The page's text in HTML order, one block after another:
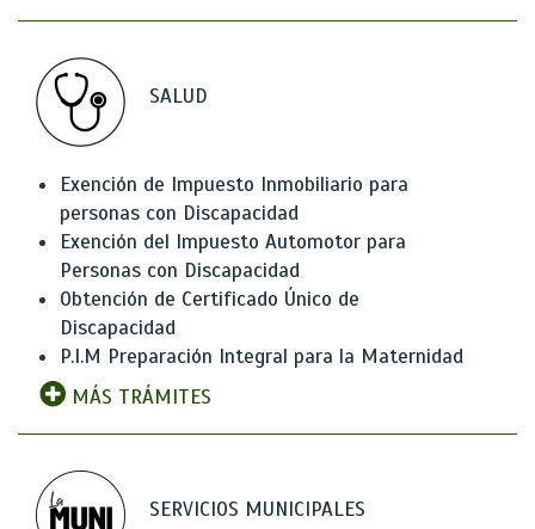
SALUD
Exención de Impuesto Inmobiliario para
personas con Discapacidad
Exención del Impuesto Automotor para
Personas con Discapacidad
Obtención de Certificado Único de
Discapacidad
P.I.M Preparación Integral para la Maternidad
MÁS TRÁMITES
SERVICIOS MUNICIPALES